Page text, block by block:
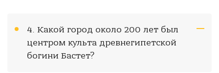
4. Какой город около 200 лет был
центром культа древнегипетской
богини Бастет?